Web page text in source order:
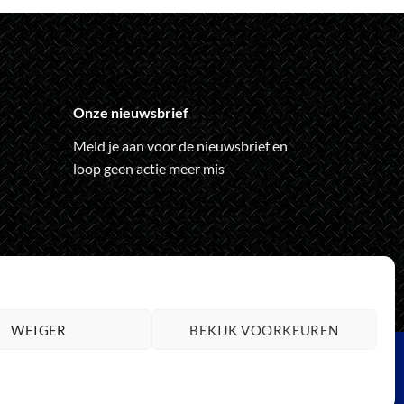
WEIGER BEKIJK VOORKEUREN
kan
gekozen
worden
op
de
productpagina
Onze nieuwsbrief
Meld je aan voor de nieuwsbrief en
loop geen actie meer mis